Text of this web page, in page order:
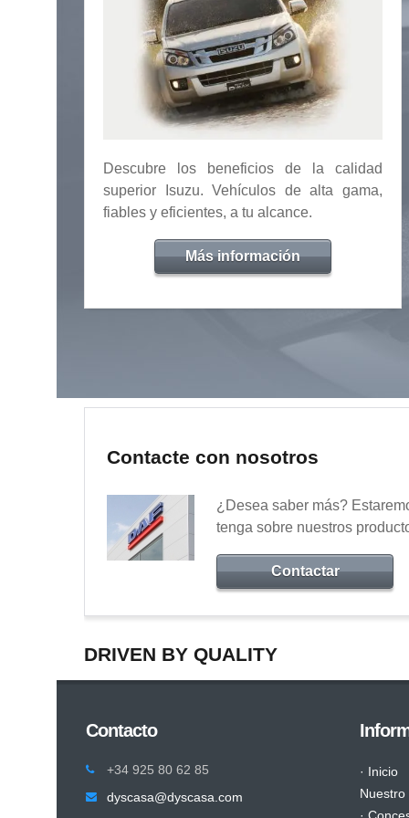
Descubre los beneficios de la calidad
superior Isuzu. Vehículos de alta gama,
fiables y eficientes, a tu alcance.
Más información
Contacte con nosotros
¿Desea saber más?
tenga sobre nuestros
Contactar
DRIVEN BY QUALITY
Contacto
+34 925 80 62 85
dyscasa@dyscasa.com
· Inicio
Nuestro